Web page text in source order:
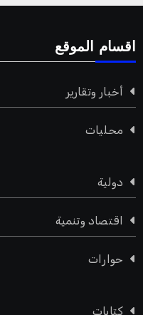
اقسام الموقع
أخبار وتقارير
محليات
دولية
اقتصاد وتنمية
حوارات
كتابات